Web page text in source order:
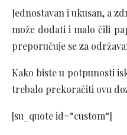
Jednostavan i ukusan, a
može dodati i malo čili
preporučuje se za
Kako biste u potpunosti
trebalo prekoračiti ovu
[su_quote id=“custom“]